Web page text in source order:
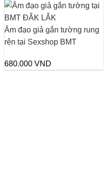
là:
780.000 VND.
Âm đạo giả gắn tường rung
rên tại Sexshop BMT
680.000 VND